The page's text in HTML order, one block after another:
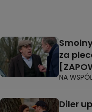
za
NA
Diler